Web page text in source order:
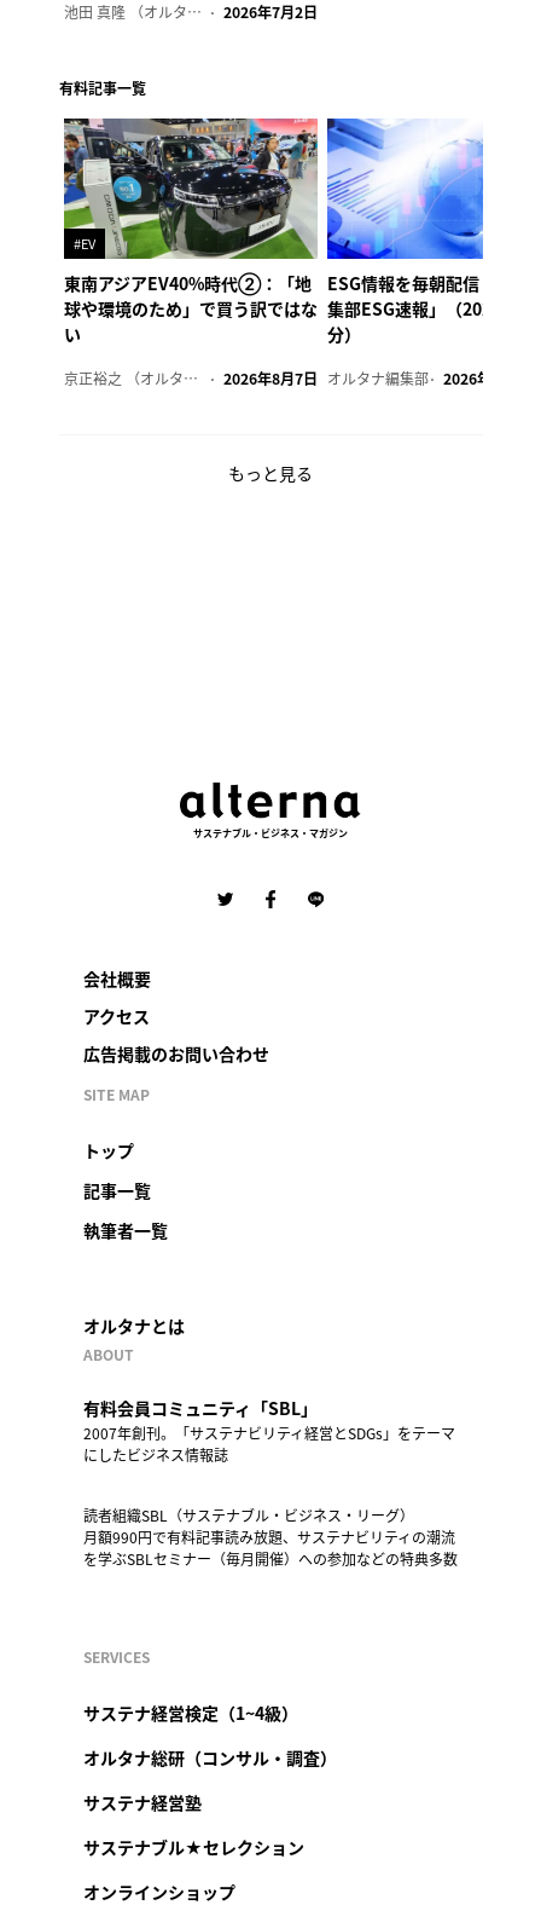
池田 真隆 （オルタナ輪番編集長） 2026年7月2日
有料記事一覧
#EV
東南アジアEV40%時代②：「地
球や環境のため」で買う訳ではな
い
京正裕之 （オルタナ副編集長） 2026年8月7日
ESG情報を毎朝配信「オル
集部ESG速報」（2026年8
分）
オルタナ編集部 2026年8月7日
もっと見る
サステナブル・ビジネス・マガジン
会社概要
アクセス
広告掲載のお問い合わせ
SITE MAP
トップ
記事一覧
執筆者一覧
オルタナとは
ABOUT
有料会員コミュニティ「SBL」
2007年創刊。「サステナビリティ経営とSDGs」をテーマ
にしたビジネス情報誌
読者組織SBL（サステナブル・ビジネス・リーグ）
月額990円で有料記事読み放題、サステナビリティの潮流
を学ぶSBLセミナー（毎月開催）への参加などの特典多数
SERVICES
サステナ経営検定（1~4級）
オルタナ総研（コンサル・調査）
サステナ経営塾
サステナブル★セレクション
オンラインショップ